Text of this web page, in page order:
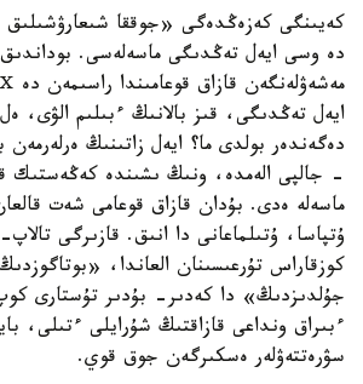
كەيىنگى كەزەڭدەگى «جوققا
دە وسى ايەل تەڭدىگى ماسەلەسى. بوداندىق
ايەل تەڭدىگى، قىز بالانىڭ ءبىلىم الۋى،
دەگەندەر بولدى ما؟ ايەل زاتىنىڭ
- جالپى الەمدە، ونىڭ ىشىندە كەڭەستىك
ماسەلە ەدى. بۇدان قازاق قوعامى شەت
ۇتپاسا، ۇتىلماعانى دا انىق. قازىرگى
كوزقاراس تۇرعىسىنان العاندا،
جۇلدىزدىڭ» دا كەدىر- بۇدىر تۇستارى
ءبىراق ونداعى قازاقتىڭ شۇرايلى ءتىلى،
سۋرەتتەۋلەر ەسكىرگەن جوق قوي.